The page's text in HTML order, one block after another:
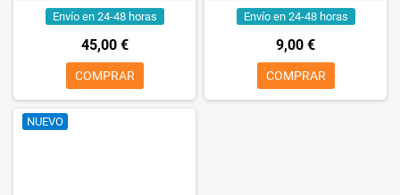
Envío en 24-48 horas
45,00 €
COMPRAR
Envío en 24-48 horas
9,00 €
COMPRAR
NUEVO